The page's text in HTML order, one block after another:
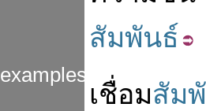
examples
สัมพันธ์
เชื่อมสัม